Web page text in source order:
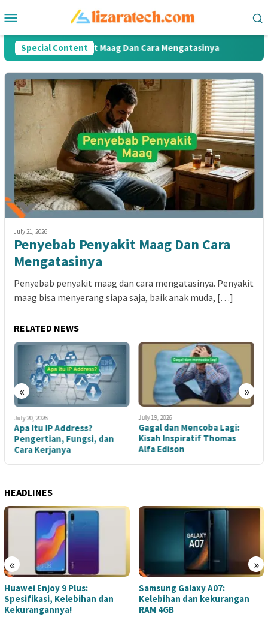
to
contentMenu
Special Content
Penyakit Maag Dan Cara Mengatasinya
July 21, 2026
Penyebab Penyakit Maag Dan Cara
Mengatasinya
Penyebab penyakit maag dan cara mengatasinya. Penyakit
maag bisa menyerang siapa saja, baik anak muda, […]
RELATED NEWS
« »
July 19, 2026
Gagal dan Mencoba Lagi:
Kisah Inspiratif Thomas
Alfa Edison
July 19, 2026
Mencari Pasangan Hidup:
Perhatikan 5 Langkah Ini!
HEADLINES
« »
Samsung Galaxy A07:
Kelebihan dan kekurangan
RAM 4GB
5 HP Murah Terbaik Harga 2
Jutaan Terbaru 2026